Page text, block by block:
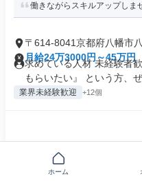
働きながらスキルアップしま
〒614-8041京都府八幡市
月給24万3000円～45万円
求めている人材 未経験者
もらいたい』 という方、ぜ
業界未経験歓迎 +12個
ホーム